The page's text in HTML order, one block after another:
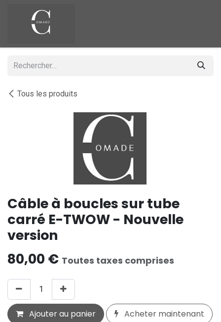
Tous les produits
Câble à boucles sur tube
carré E-TWOW - Nouvelle
version
80,00 € Toutes taxes comprises
Ajouter au panier Acheter maintenant